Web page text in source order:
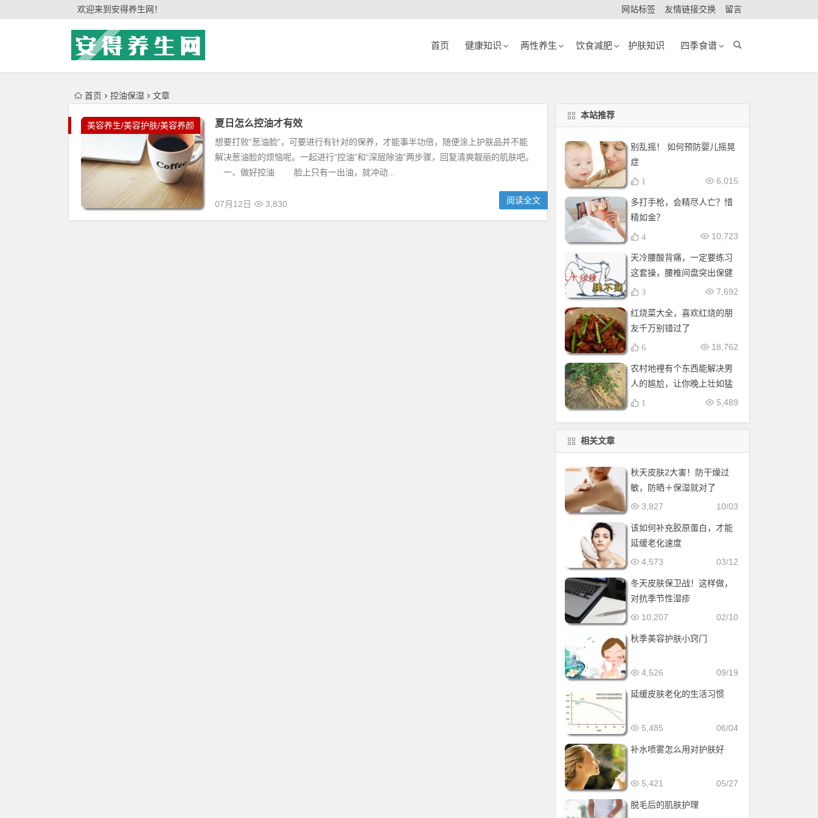
欢迎来到安得养生网！ 网站标签 友情链接交换 留言
首页 健康知识 两性养生 饮食减肥 护肤知识 四季食谱
首页 控油保湿 文章
美容养生/美容护肤/美容养颜 夏日怎么控油才有效
想要打败“葱油脸”，可要进行有针对的保养，才能事半功倍，随便涂上护肤品并不能
解决葱油脸的烦恼呢。一起进行“控油”和“深层除油”两步骤，回复清爽靓丽的肌肤吧。
一、做好控油 脸上只有一出油，就冲动...
07月12日 3,830 阅读全文
本站推荐
别乱摇！ 如何预防婴儿摇晃
症
6,015
1
多打手枪，会精尽人亡？惜
精如金？
10,723
4
天冷腰酸背痛，一定要练习
这套操，腰椎间盘突出保健
操，全套收好！每天十分钟
7,692
3
红烧菜大全，喜欢红烧的朋
友千万别错过了
18,762
6
农村地裡有个东西能解决男
人的尴尬，让你晚上壮如猛
牛床受不了
5,489
1
相关文章
秋天皮肤2大害！防干燥过
敏，防晒＋保湿就对了
10/03
3,827
该如何补充胶原蛋白，才能
延缓老化速度
03/12
4,573
冬天皮肤保卫战！这样做，
对抗季节性湿疹
02/10
10,207
秋季美容护肤小窍门
09/19
4,526
延缓皮肤老化的生活习惯
06/04
5,485
补水喷雾怎么用对护肤好
05/27
5,421
脱毛后的肌肤护理